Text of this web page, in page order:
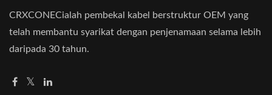
CRXCONECialah pembekal kabel berstruktur OEM yang
telah membantu syarikat dengan penjenamaan selama lebih
daripada 30 tahun.